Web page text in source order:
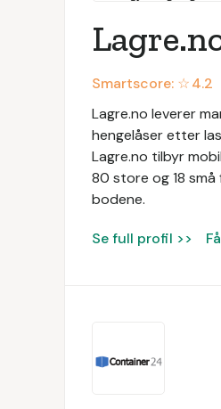
Smartscore: ☆4.2
Lagre.no leverer
hengelåser etter
Lagre.no tilbyr
80 store og 18
bodene.
Se full profil >>